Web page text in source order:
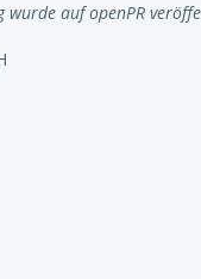
wurde auf openPR